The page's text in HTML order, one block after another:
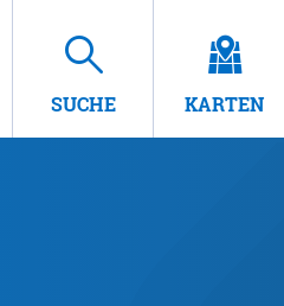
SUCHE KARTEN